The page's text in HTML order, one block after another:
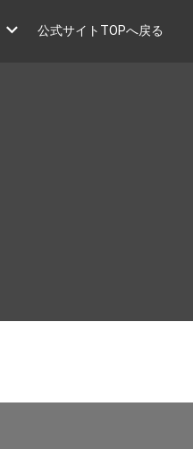
公式サイトTOPへ戻る